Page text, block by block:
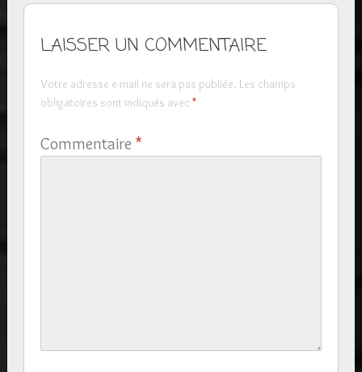
LAISSER UN COMMENTAIRE
Votre adresse e-mail ne sera pas publiée. Les champs
obligatoires sont indiqués avec *
Commentaire *